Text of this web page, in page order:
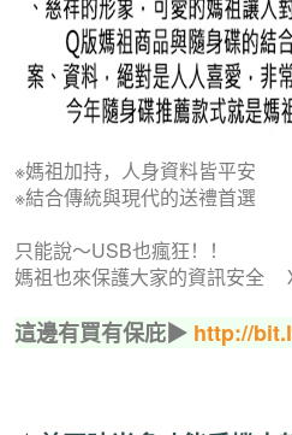
※媽祖加持，人身資料皆平安
※結合傳統與現代的送禮首選
只能說～USB也瘋狂！！
媽祖也來保護大家的資訊安全
這邊有買有保庇▶ http://